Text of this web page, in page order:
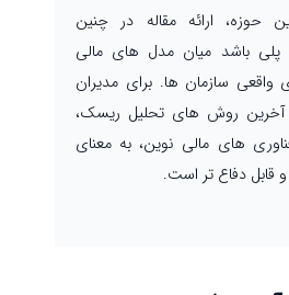
حوزه، ارائه مقاله در چنین
پلی باشد میان مدل های مالی
واقعی سازمان ها. برای مدیران
آخرین روش های تحلیل ریسک،
های مالی نوین، به معنای
قابل دفاع تر است.